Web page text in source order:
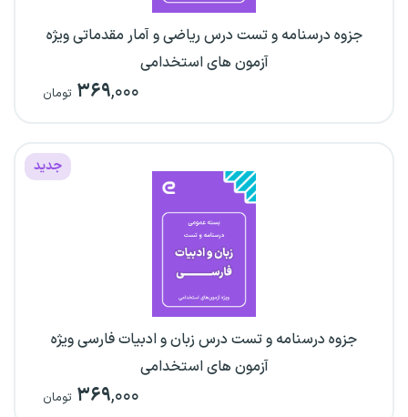
جزوه درسنامه و تست درس ریاضی و آمار مقدماتی ویژه
آزمون های استخدامی
۳۶۹,۰۰۰ تومان
جدید
جزوه درسنامه و تست درس زبان و ادبیات فارسی ویژه
آزمون های استخدامی
۳۶۹,۰۰۰ تومان